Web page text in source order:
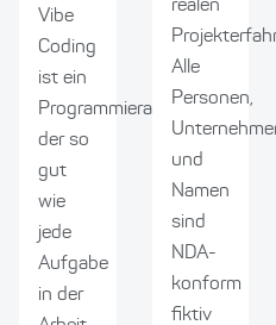
Vibe
Coding
ist ein
Programmieransatz,
der so
gut
wie
jede
Aufgabe
in der
realen
Alle
Personen,
und
Namen
sind
NDA-
konform
fiktiv